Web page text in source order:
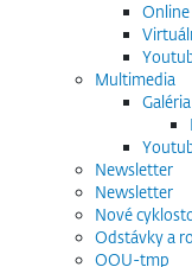
Multimedia
Galéria
Newsletter
Newsletter
Nové
Odstávky a
OOU-tmp